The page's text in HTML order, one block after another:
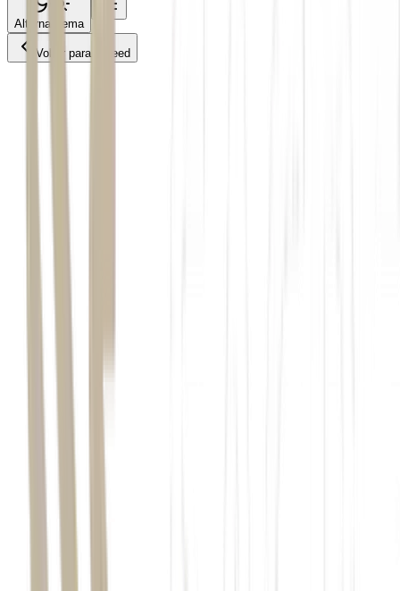
Alternar tema
Voltar para o Feed